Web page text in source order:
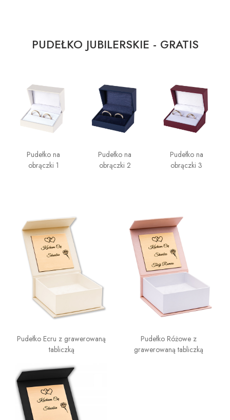
PUDEŁKO JUBILERSKIE - GRATIS
Pudełko na
obrączki 1
Pudełko na
obrączki 2
Pudełko na
obrączki 3
Pudełko Ecru z grawerowaną
tabliczką
Pudełko Różowe z
grawerowaną tabliczką